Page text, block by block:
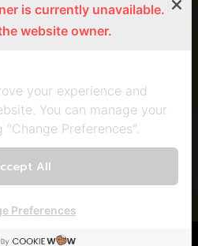
ต.บางแก้ว อ.บางพลี จ.สมุทปราการ
3295 5924
Speedmove Co., Ltd.
is currently unavailable.
website owner.
your experience and
You can manage your
Preferences".
All
Preferences